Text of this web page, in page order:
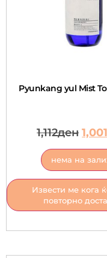
Pyunkang yul Mist
1,112ден
нема на
Извести ме кога
повторно